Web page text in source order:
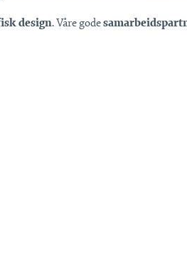
design. Våre gode